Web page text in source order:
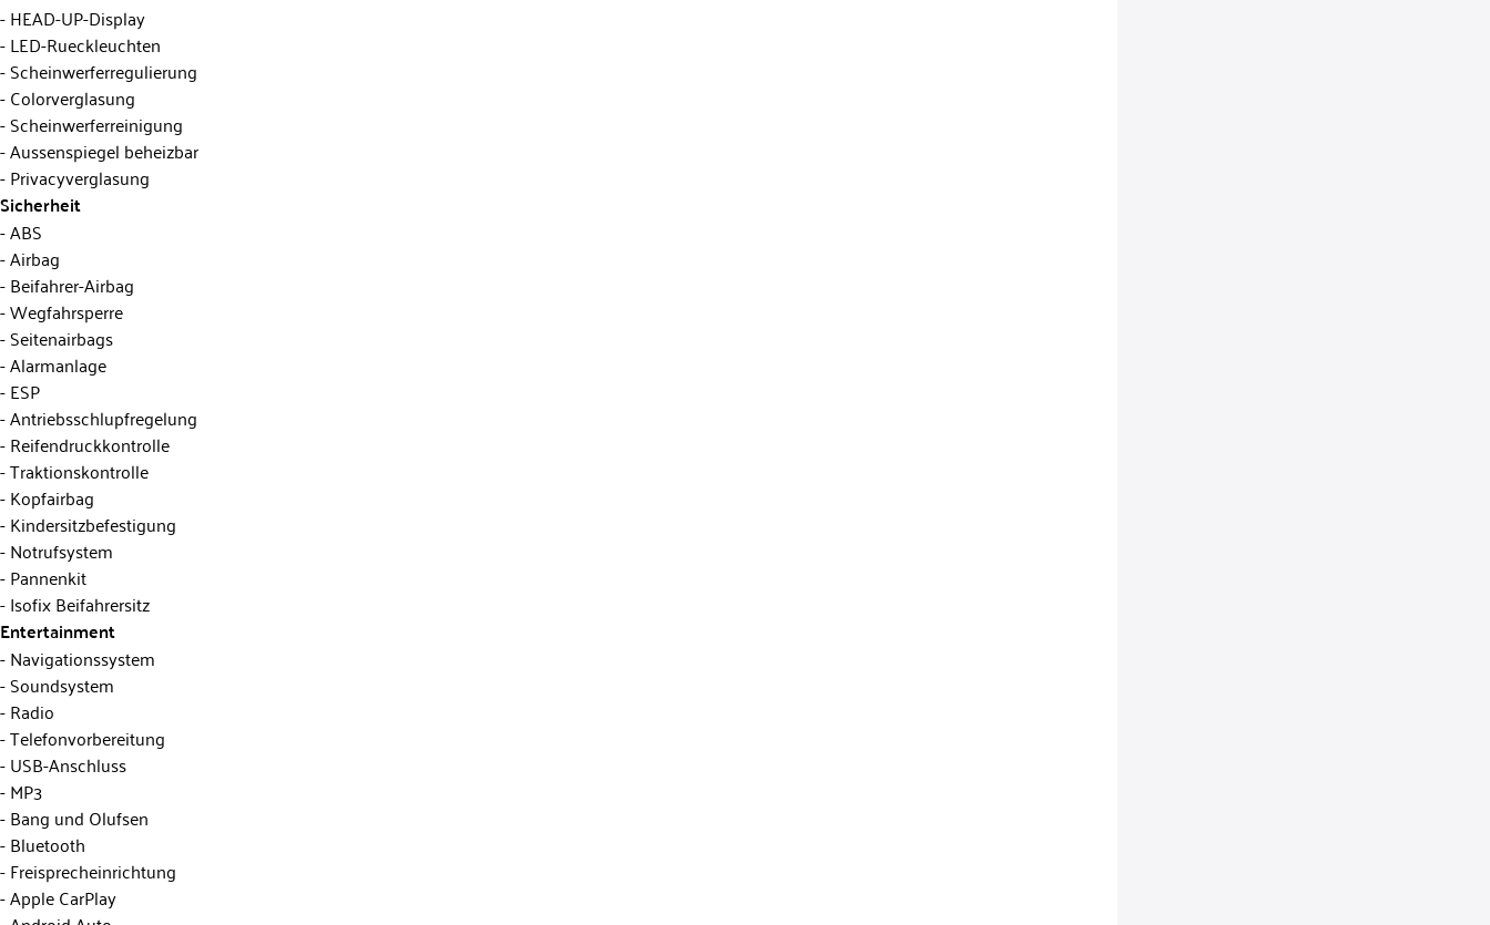
HEAD-UP-Display
LED-Rueckleuchten
Scheinwerferregulierung
Colorverglasung
Scheinwerferreinigung
Aussenspiegel beheizbar
Privacyverglasung
Sicherheit
ABS
Airbag
Beifahrer-Airbag
Wegfahrsperre
Seitenairbags
Alarmanlage
ESP
Antriebsschlupfregelung
Reifendruckkontrolle
Traktionskontrolle
Kopfairbag
Kindersitzbefestigung
Notrufsystem
Pannenkit
Isofix Beifahrersitz
Entertainment
Navigationssystem
Soundsystem
Radio
Telefonvorbereitung
USB-Anschluss
MP3
Bang und Olufsen
Bluetooth
Freisprecheinrichtung
Apple CarPlay